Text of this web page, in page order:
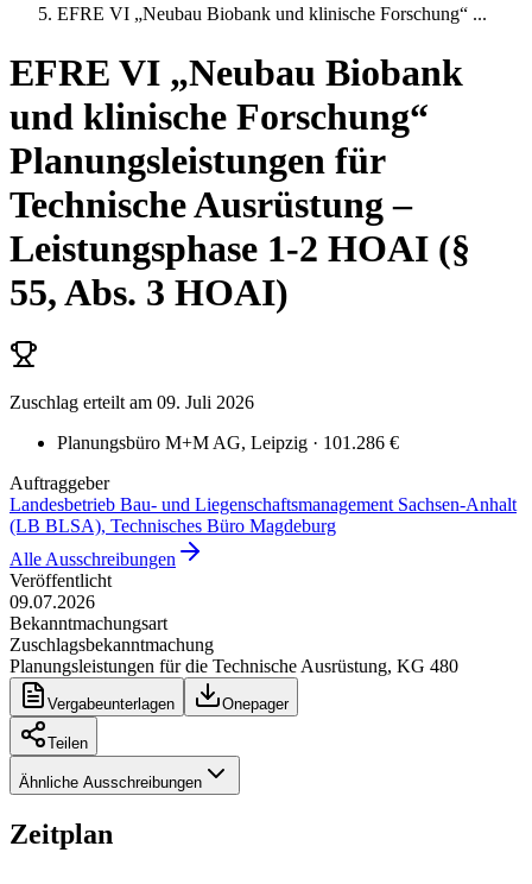
EFRE VI „Neubau Biobank und klinische Forschung“ ...
EFRE VI „Neubau Biobank
und klinische Forschung“
Planungsleistungen für
Technische Ausrüstung –
Leistungsphase 1-2 HOAI (§
55, Abs. 3 HOAI)
Zuschlag erteilt am 09. Juli 2026
Planungsbüro M+M AG, Leipzig · 101.286 €
Auftraggeber
Landesbetrieb Bau- und Liegenschaftsmanagement Sachsen-Anhalt
(LB BLSA), Technisches Büro Magdeburg
Alle Ausschreibungen
Veröffentlicht
09.07.2026
Bekanntmachungsart
Zuschlagsbekanntmachung
Planungsleistungen für die Technische Ausrüstung, KG 480
Vergabeunterlagen Onepager
Teilen
Ähnliche Ausschreibungen
Zeitplan